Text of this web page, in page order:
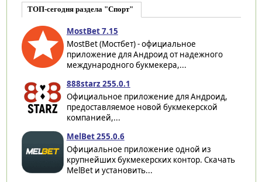
ТОП-сегодня раздела "Спорт"
MostBet 7.15
MostBet (Мостбет) - официальное
приложение для Андроид от надежного
международного букмекера,...
888starz 255.0.1
Официальное приложение для Андроид,
предоставляемое новой букмекерской
компанией,...
MelBet 255.0.6
Официальное приложение одной из
крупнейших букмекерских контор. Скачать
MelBet и установить...